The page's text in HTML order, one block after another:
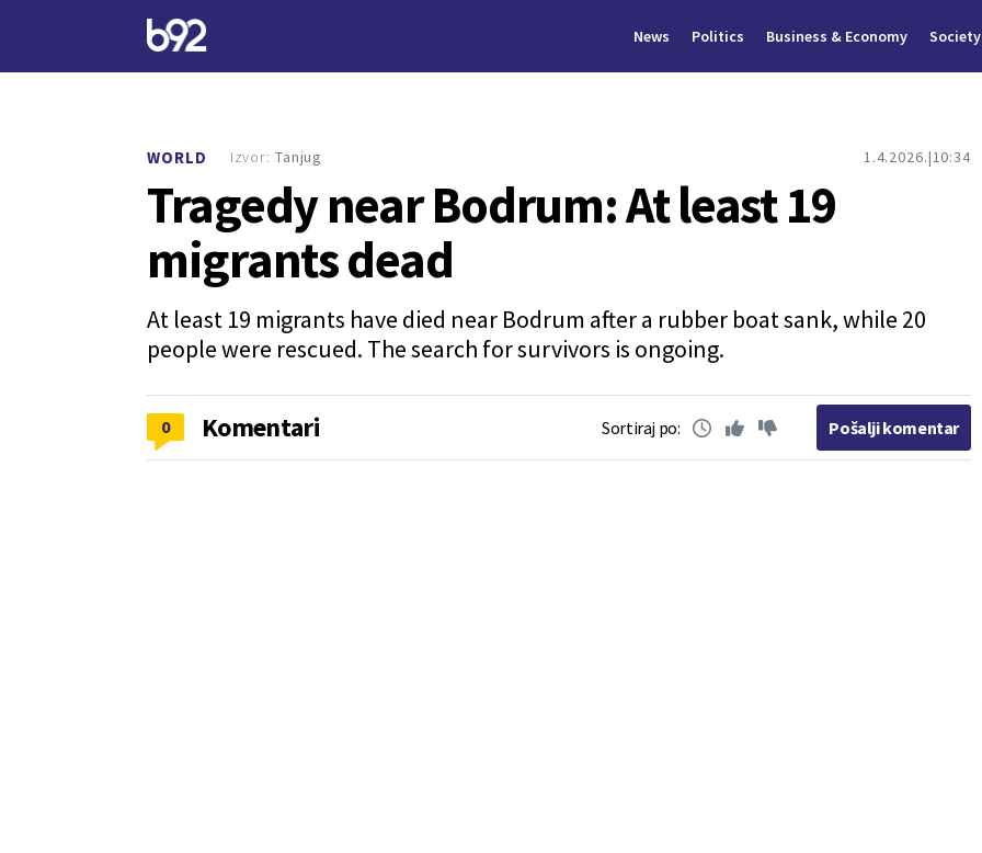
News Politics Business & Economy Society
WORLD 1.4.2026. 10:34
Tragedy near Bodrum: At least 19
migrants dead
At least 19 migrants have died near Bodrum after a rubber boat sank, while 20
people were rescued. The search for survivors is ongoing.
Izvor: Tanjug
0 Komentari Sortiraj po: Pošalji komentar